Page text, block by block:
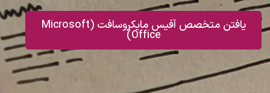
یافتن متخصص آفیس مایکروسافت (Microsoft
Office)